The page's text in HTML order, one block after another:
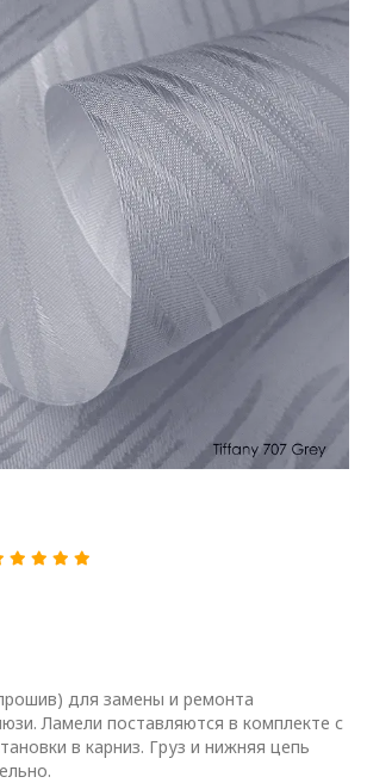
для замены и ремонта
Ламели поставляются в комплекте с
в карниз. Груз и нижняя цепь